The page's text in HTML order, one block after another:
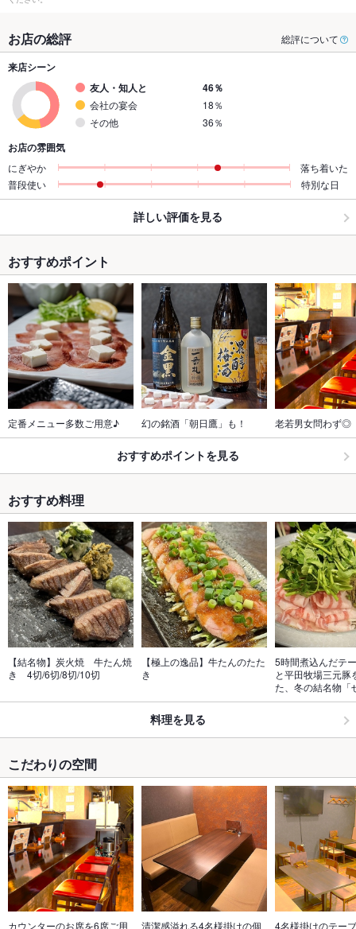
お店の総評 総評について
来店シーン
友人・知人と
46％
会社の宴会
18％
その他
36％
お店の雰囲気
にぎやか
落ち着いた
普段使い
特別な日
詳しい評価を見る
おすすめポイント
定番メニュー多数ご用意♪ 幻の銘酒「朝日鷹」も！ 老若男女問わず◎
おすすめポイントを見る
おすすめ料理
【結名物】炭火焼　牛たん焼
き　4切/6切/8切/10切
【極上の逸品】牛たんのたた
き
5時間煮込んだテ
と平田牧場三元豚
た、冬の結名物「
料理を見る
こだわりの空間
カウンターのお席を6席ご用 清潔感溢れる4名様掛けの個 4名様掛けのテー